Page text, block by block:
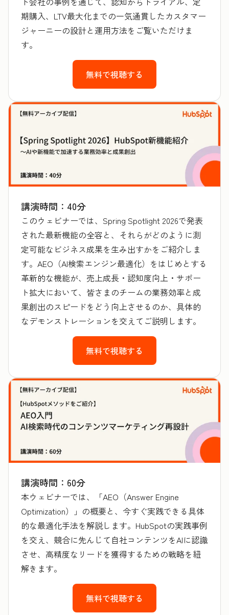
期購入、LTV最大化までの一気通貫したカスタマー
ジャーニーの設計と運用方法をご覧いただけま
す。
無料で視聴する
講演時間：40分
このウェビナーでは、Spring Spotlight 2026で発表
された最新機能の全容と、それらがどのように測
定可能なビジネス成果を生み出すかをご紹介しま
す。AEO（AI検索エンジン最適化）をはじめとする
革新的な機能が、売上成長・認知度向上・サポー
ト拡大において、皆さまのチームの業務効率と成
果創出のスピードをどう向上させるのか、具体的
なデモンストレーションを交えてご説明します。
無料で視聴する
講演時間：60分
本ウェビナーでは、「AEO（Answer Engine
Optimization）」の概要と、今すぐ実践できる具体
的な最適化手法を解説します。HubSpotの実践事例
を交え、競合に先んじて自社コンテンツをAIに認識
させ、高精度なリードを獲得するための戦略を紐
解きます。
無料で視聴する